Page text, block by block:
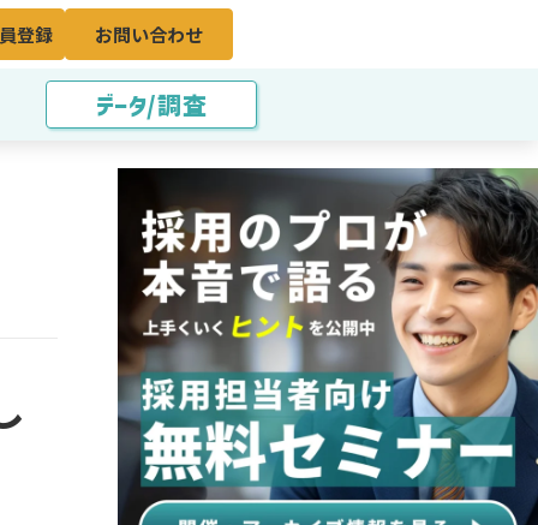
登録 お問い合わせ
データ/調査